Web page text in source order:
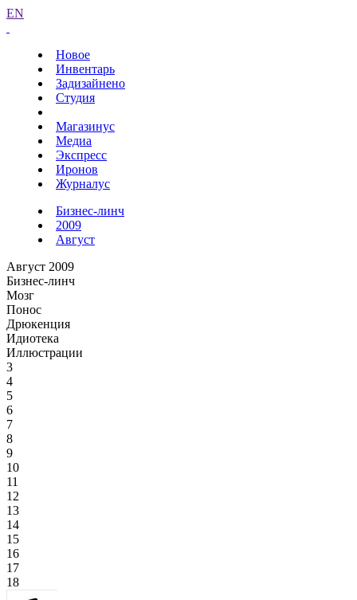
EN
Новое
Инвентарь
Задизайнено
Студия
Магазинус
Медиа
Экспресс
Иронов
Журналус
Бизнес-линч
2009
Август
Август 2009
Бизнес-линч
Мозг
Понос
Дрюкенция
Идиотека
Иллюстрации
3
4
5
6
7
8
9
10
11
12
13
14
15
16
17
18